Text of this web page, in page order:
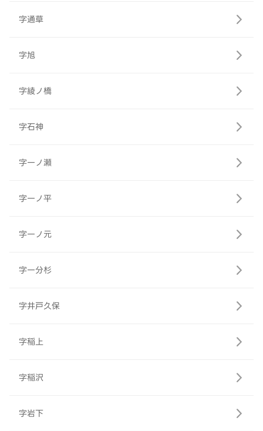
字通草
字旭
字綾ノ橋
字石神
字一ノ瀬
字一ノ平
字一ノ元
字一分杉
字井戸久保
字稲上
字稲沢
字岩下